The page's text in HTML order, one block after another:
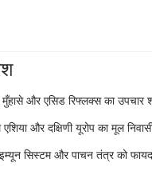
मूल्य
उपयोग
के फायदे
मुँहासे और एसिड रिफ्लक्स का उपचार
और दक्षिणी यूरोप का मूल
सिस्टम और पाचन तंत्र को